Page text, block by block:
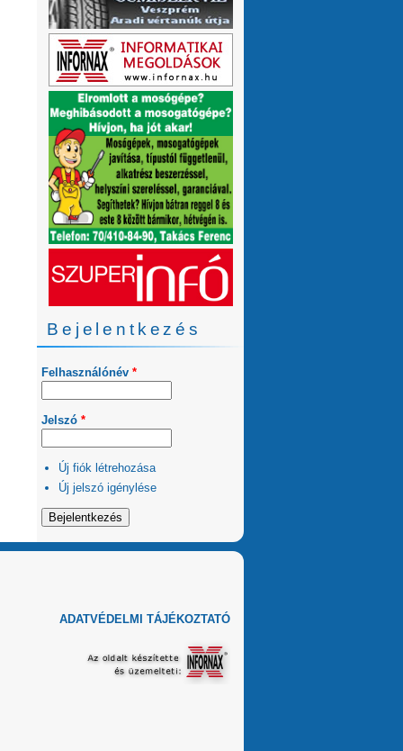
Bejelentkezés
Felhasználónév *
Jelszó *
Új fiók létrehozása
Új jelszó igénylése
ADATVÉDELMI TÁJÉKOZTATÓ